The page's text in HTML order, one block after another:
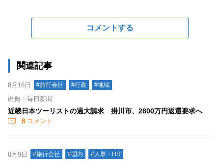
コメントする
関連記事
8月16日 #旅行会社 #行政 #地域
出典：毎日新聞
近畿日本ツーリストの過大請求 掛川市、2800万円返還要求へ
8 コメント
8月9日 #旅行会社 #国内 #人事・HR